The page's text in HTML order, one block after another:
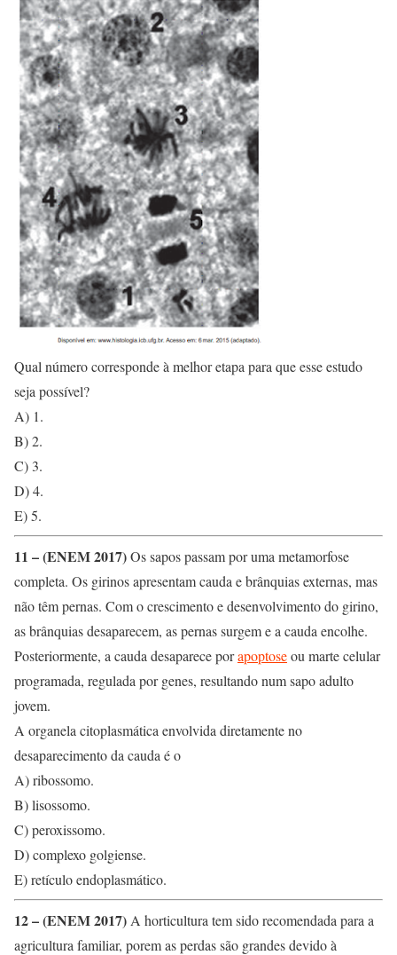
Qual número corresponde à melhor etapa para que esse estudo
seja possível?
A) 1.
B) 2.
C) 3.
D) 4.
E) 5.
11 – (ENEM 2017)Os sapos passam por uma metamorfose
completa. Os girinos apresentam cauda e brânquias externas, mas
não têm pernas. Com o crescimento e desenvolvimento do girino,
as brânquias desaparecem, as pernas surgem e a cauda encolhe.
Posteriormente, a cauda desaparece porapoptoseou marte celular
programada, regulada por genes, resultando num sapo adulto
jovem.
A organela citoplasmática envolvida diretamente no
desaparecimento da cauda é o
A) ribossomo.
B) lisossomo.
C) peroxissomo.
D) complexo golgiense.
E) retículo endoplasmático.
12 – (ENEM 2017) A horticultura tem sido recomendada para a
agricultura familiar, porem as perdas são grandes devido à